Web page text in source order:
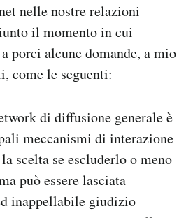
nelle nostre relazioni
il momento in cui
porci alcune domande, a mio
come le seguenti:
di diffusione generale è
meccanismi di interazione
scelta se escluderlo o meno
può essere lasciata
inappellabile giudizio